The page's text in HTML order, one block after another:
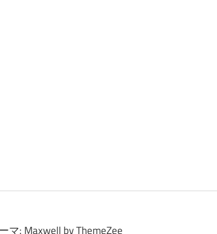
マ: Maxwell by ThemeZee